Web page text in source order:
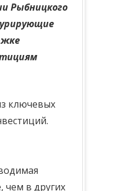
Рыбницкого
ключевых
чем в других